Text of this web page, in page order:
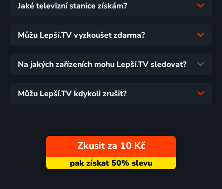
Jaké televizní stanice získám?
Můžu Lepší.TV vyzkoušet zdarma?
Na jakých zařízeních mohu Lepší.TV sledovat?
Můžu Lepší.TV kdykoli zrušit?
Zkusit za 10 Kč